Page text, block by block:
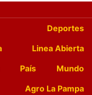
Deportes
Linea Abierta
País
Mundo
Agro La Pampa